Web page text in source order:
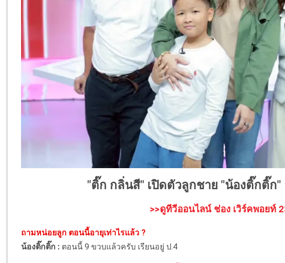
"ติ๊ก กลิ่นสี" เปิดตัวลูกชาย "น้องติ๊กติ๊ก"
>>ดูทีวีออนไลน์ ช่อง เวิร์คพอยท์
ถามหน่อยลูก ตอนนี้อายุเท่าไรแล้ว ?
น้องติ๊กติ๊ก : ตอนนี้ 9 ขวบแล้วครับ เรียนอยู่ ป.4